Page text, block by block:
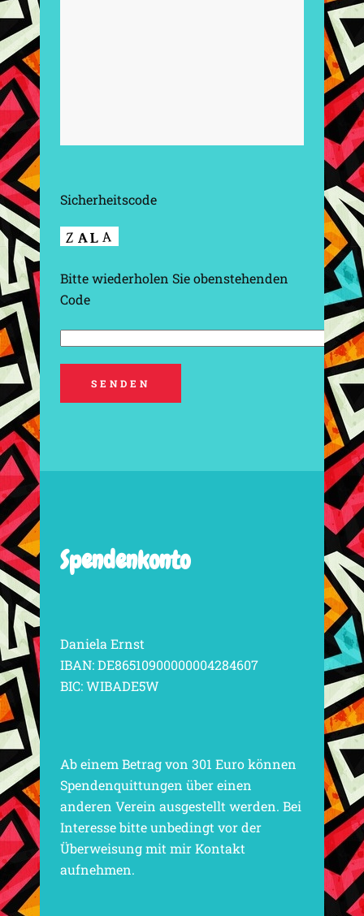
Sicherheitscode
Bitte wiederholen Sie obenstehenden
Code
Spendenkonto
Daniela Ernst
IBAN: DE86510900000004284607
BIC: WIBADE5W
Ab einem Betrag von 301 Euro können
Spendenquittungen über einen
anderen Verein ausgestellt werden. Bei
Interesse bitte unbedingt vor der
Überweisung mit mir Kontakt
aufnehmen.